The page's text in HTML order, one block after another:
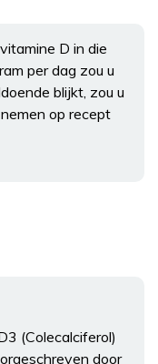
D in die
per dag zou u
blijkt, zou u
op recept
(Colecalciferol)
door